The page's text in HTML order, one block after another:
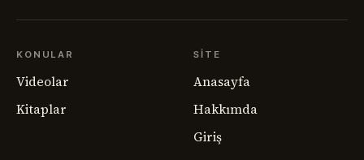
KONULAR
Videolar
Kitaplar
SITE
Anasayfa
Hakkımda
Giriş